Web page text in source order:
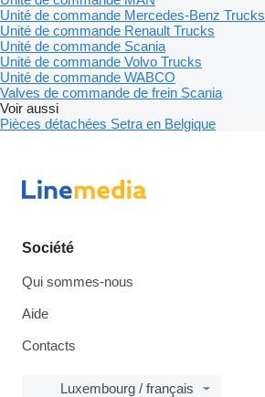
Unité de commande Mercedes-Benz Trucks
Unité de commande Renault Trucks
Unité de commande Scania
Unité de commande Volvo Trucks
Unité de commande WABCO
Valves de commande de frein Scania
Voir aussi
Pièces détachées Setra en Belgique
Société
Qui sommes-nous
Aide
Contacts
Luxembourg / français